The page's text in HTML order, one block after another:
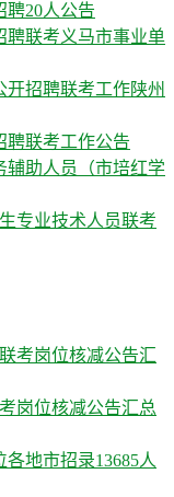
聘20人公告
聘联考义马市事业单
开招聘联考工作陕州
聘联考工作公告
辅助人员（市培红学
专业技术人员联考
岗位核减公告汇总
各地市招录13685人